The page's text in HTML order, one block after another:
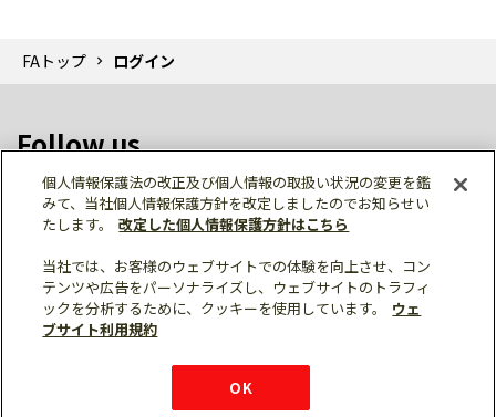
FAトップ ログイン
Follow us
個人情報保護 利用規約
ご利用にあたって
サイトマップ
三菱電機トップ
個人情報保護法の改正及び個人情報の取扱い状況の変更を鑑
みて、当社個人情報保護方針を改定しましたのでお知らせい
たします。
改定した個人情報保護方針はこちら
当社では、お客様のウェブサイトでの体験を向上させ、コン
テンツや広告をパーソナライズし、ウェブサイトのトラフィ
ックを分析するために、クッキーを使用しています。
ウェ
ブサイト利用規約
OK
チャットサービス